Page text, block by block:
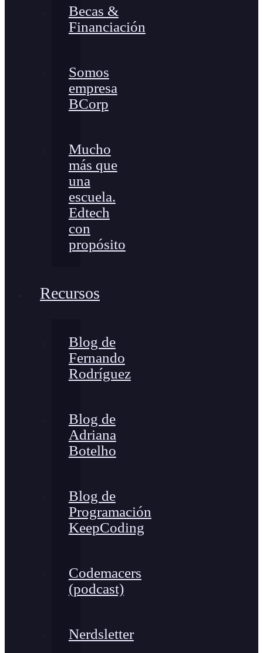
Becas &
Financiación
Somos
empresa
BCorp
Mucho
más que
una
escuela.
Edtech
con
propósito
Recursos
Blog de
Fernando
Rodríguez
Blog de
Adriana
Botelho
Blog de
Programación
KeepCoding
Codemacers
(podcast)
Nerdsletter